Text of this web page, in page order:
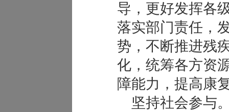
导，更好发挥各
落实部门责任，
势，不断推进残
化，统筹各方资
障能力，提高康
坚持社会参与